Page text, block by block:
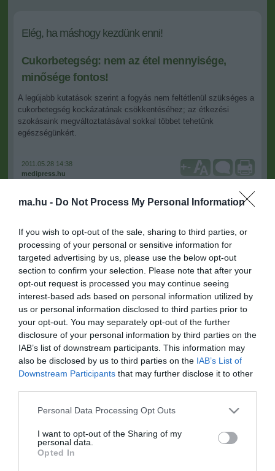
ma.hu - Do Not Process My Personal Information
If you wish to opt-out of the sale, sharing to third parties, or
processing of your personal or sensitive information for
targeted advertising by us, please use the below opt-out
section to confirm your selection. Please note that after your
opt-out request is processed you may continue seeing
interest-based ads based on personal information utilized by
us or personal information disclosed to third parties prior to
your opt-out. You may separately opt-out of the further
disclosure of your personal information by third parties on the
IAB’s list of downstream participants. This information may
also be disclosed by us to third parties on the IAB’s List of
Downstream Participants that may further disclose it to other
Please note that this website/app uses one or more Google
not limited to your visit or usage behaviour. You may click to
grant or deny consent to Google and its third-party tags to
use your data for below specified purposes in below Google
Personal Data Processing Opt Outs
I want to opt-out of the Sharing of my
personal data.
Opted In
Elég, ha máshogy kezdünk enni!
Cukorbetegség: nem az étel mennyisége,
minősége fontos!
A legújabb kutatások szerint a fogyás nem feltétlenül szükséges a
cukorbetegség kockázatának csökkentéséhez; az étkezési
szokásaink megváltoztatásával sokkal többet tehetünk
egészségünkért.
2011.05.28 14:38
medipress.hu
+-
hajlamos önkéntes étrend jét változtatták meg.
Az önkénteseknek 8 héten keresztül azt a speciális diétát kellett
követniük,amelyben ugyan nagy változásokat nem alkalmaztak,
de csökkentették a bevittszénhidrát és zsír mennyiségét.
Azsírszegényétrendet követők étrendje 27 százalék zsírból és 55
szénhidrátból állt, míg a szénhidrátban szegény étrend 29
százalék zsírból és 43 százalék szénhidrátból.
"Nyolc héttel később a
zsírszegény étrendet követők
inzulin-kiválasztása és glükóz-
toleranciája jelentősen javultés szervezetük is jobban reagált az
étkezési tudományok professzora - A hatás különösen a fekete
"Érdekes, hogy a kísérletben